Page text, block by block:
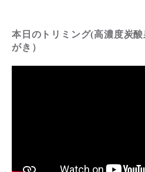
本日のトリミング(高濃度炭
がき）